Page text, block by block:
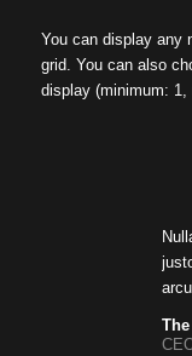
You can display any
grid. You can also
display (minimum: 1,
arcu.